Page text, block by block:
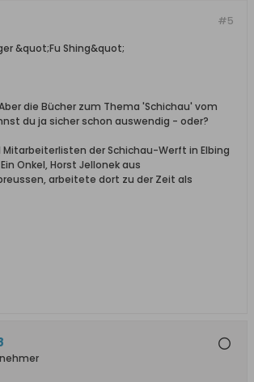
#5
&quot;Fu Shing&quot;
die Bücher zum Thema 'Schichau' vom
du ja sicher schon auswendig - oder?
der Schichau-Werft in Elbing
Onkel, Horst Jellonek aus
arbeitete dort zu der Zeit als